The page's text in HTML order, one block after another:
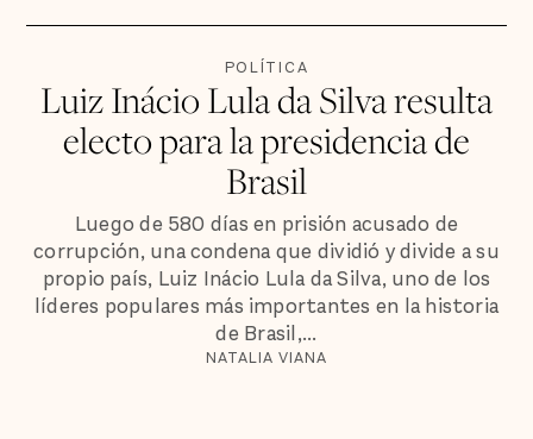
POLÍTICA
Luiz Inácio Lula da Silva resulta
electo para la presidencia de
Brasil
Luego de 580 días en prisión acusado de
corrupción, una condena que dividió y divide a su
propio país, Luiz Inácio Lula da Silva, uno de los
líderes populares más importantes en la historia
de Brasil,...
NATALIA VIANA